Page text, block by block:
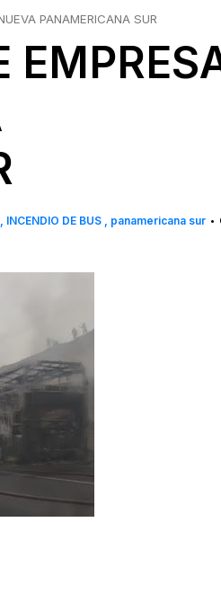
PANAMERICANA SUR
INCENDIO DE BUS panamericana sur •